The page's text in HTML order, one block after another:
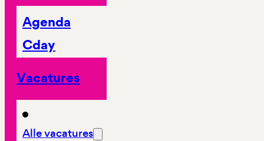
Agenda
Cday
Vacatures
Alle vacatures